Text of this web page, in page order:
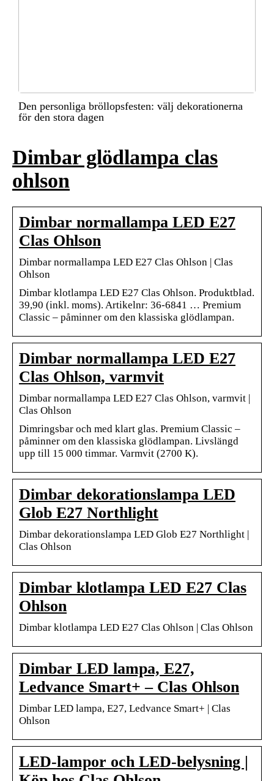
Den personliga bröllopsfesten: välj dekorationerna
för den stora dagen
Dimbar glödlampa clas
ohlson
Dimbar normallampa LED E27
Clas Ohlson
Dimbar normallampa LED E27 Clas Ohlson | Clas
Ohlson
Dimbar klotlampa LED E27 Clas Ohlson. Produktblad.
39,90 (inkl. moms). Artikelnr: 36-6841 … Premium
Classic – påminner om den klassiska glödlampan.
Dimbar normallampa LED E27
Clas Ohlson, varmvit
Dimbar normallampa LED E27 Clas Ohlson, varmvit |
Clas Ohlson
Dimringsbar och med klart glas. Premium Classic –
påminner om den klassiska glödlampan. Livslängd
upp till 15 000 timmar. Varmvit (2700 K).
Dimbar dekorationslampa LED
Glob E27 Northlight
Dimbar dekorationslampa LED Glob E27 Northlight |
Clas Ohlson
Dimbar klotlampa LED E27 Clas
Ohlson
Dimbar klotlampa LED E27 Clas Ohlson | Clas Ohlson
Dimbar LED lampa, E27,
Ledvance Smart+ – Clas Ohlson
Dimbar LED lampa, E27, Ledvance Smart+ | Clas
Ohlson
LED-lampor och LED-belysning |